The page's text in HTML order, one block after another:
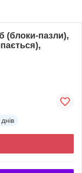
(блоки-пазли),